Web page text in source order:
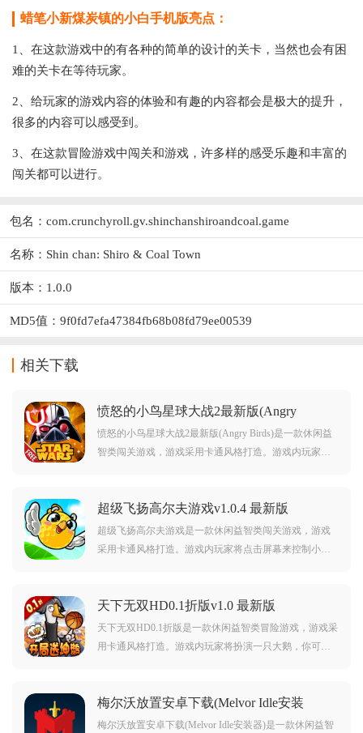
蜡笔小新煤炭镇的小白手机版亮点：
1、在这款游戏中的有各种的简单的设计的关卡，当然也会有困
难的关卡在等待玩家。
2、给玩家的游戏内容的体验和有趣的内容都会是极大的提升，
很多的内容可以感受到。
3、在这款冒险游戏中闯关和游戏，许多样的感受乐趣和丰富的
闯关都可以进行。
包名：com.crunchyroll.gv.shinchanshiroandcoal.game
名称：Shin chan: Shiro & Coal Town
版本：1.0.0
MD5值：9f0fd7efa47384fb68b08fd79ee00539
相关下载
愤怒的小鸟星球大战2最新版(Angry
Birds)v1.9.25 安卓版
愤怒的小鸟星球大战2最新版(Angry Birds)是一款休闲益
智类闯关游戏，游戏采用卡通风格打造。游戏内玩家可
新版(Angry Birds)感兴趣的玩家不要错过，赶紧点击下载
开始游玩吧。
超级飞扬高尔夫游戏v1.0.4 最新版
超级飞扬高尔夫游戏是一款休闲益智类闯关游戏，游戏
采用卡通风格打造。游戏内玩家将点击屏幕来控制小鸟
的玩家不要错过，赶紧点击下载开始游玩吧。
天下无双HD0.1折版v1.0 最新版
天下无双HD0.1折版是一款休闲益智类冒险游戏，游戏采
用卡通风格打造。游戏内玩家将扮演一只大鹅，你可以
点击下载开始游玩吧。
梅尔沃放置安卓下载(Melvor Idle安装
器)v3.1.1 最新版
梅尔沃放置安卓下载(Melvor Idle安装器)是一款休闲益智